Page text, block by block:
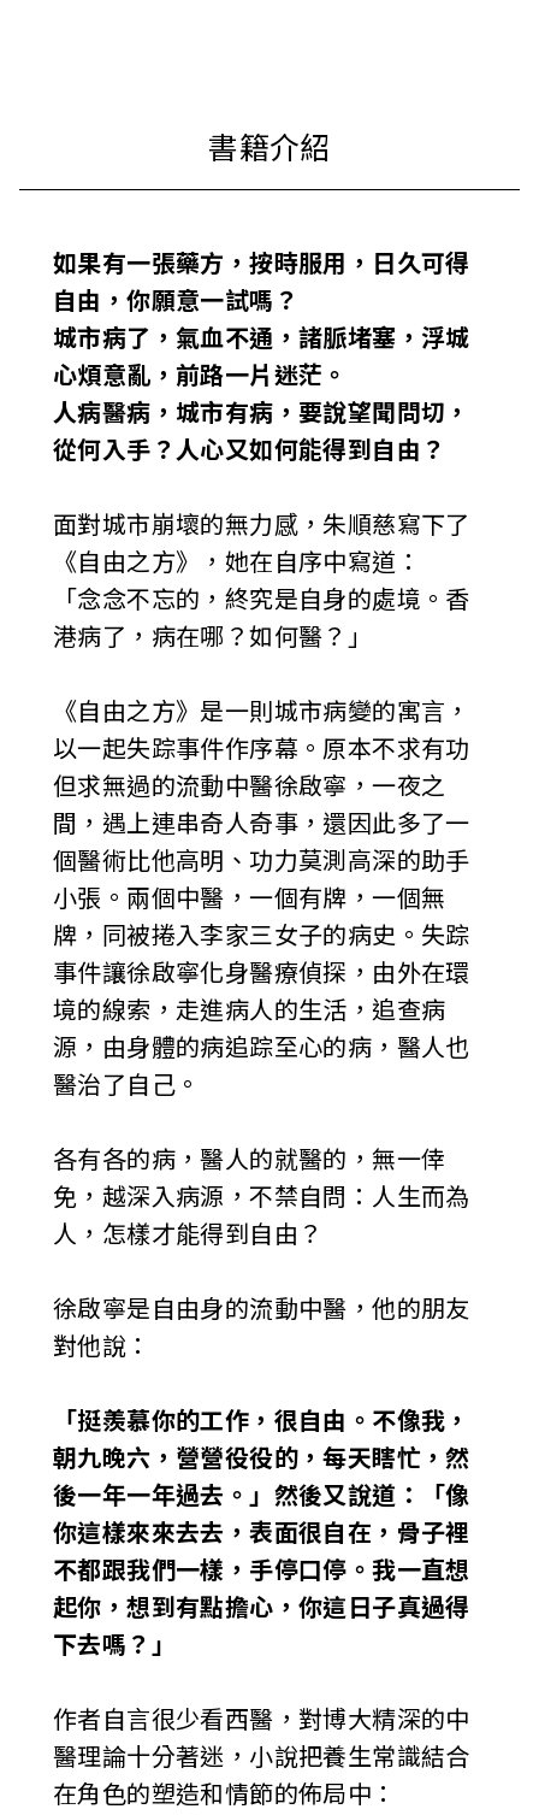
如果有一張藥方，按時服用，日久可得
自由，你願意一試嗎？
城市病了，氣血不通，諸脈堵塞，浮城
心煩意亂，前路一片迷茫。
人病醫病，城市有病，要說望聞問切，
從何入手？人心又如何能得到自由？
面對城市崩壞的無力感，朱順慈寫下了
《自由之方》，她在自序中寫道：
「念念不忘的，終究是自身的處境。香
港病了，病在哪？如何醫？」
《自由之方》是一則城市病變的寓言，
以一起失踪事件作序幕。原本不求有功
但求無過的流動中醫徐啟寧，一夜之
間，遇上連串奇人奇事，還因此多了一
個醫術比他高明、功力莫測高深的助手
小張。兩個中醫，一個有牌，一個無
牌，同被捲入李家三女子的病史。失踪
事件讓徐啟寧化身醫療偵探，由外在環
境的線索，走進病人的生活，追查病
源，由身體的病追踪至心的病，醫人也
醫治了自己。
各有各的病，醫人的就醫的，無一倖
免，越深入病源，不禁自問：人生而為
人，怎樣才能得到自由？
徐啟寧是自由身的流動中醫，他的朋友
對他說：
「挺羨慕你的工作，很自由。不像我，
朝九晚六，營營役役的，每天瞎忙，然
後一年一年過去。」然後又說道：「像
你這樣來來去去，表面很自在，骨子裡
不都跟我們一樣，手停口停。我一直想
起你，想到有點擔心，你這日子真過得
下去嗎？」
作者自言很少看西醫，對博大精深的中
醫理論十分著迷，小說把養生常識結合
在角色的塑造和情節的佈局中：